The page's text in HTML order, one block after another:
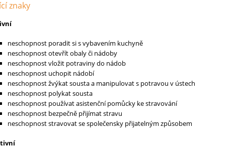
znaky
neschopnost poradit si s vybavením kuchyně
neschopnost otevřít obaly či nádoby
neschopnost vložit potraviny do nádob
neschopnost uchopit nádobí
neschopnost žvýkat sousta a manipulovat s potravou v ústech
neschopnost polykat sousta
neschopnost používat asistenční pomůcky ke stravování
neschopnost bezpečně přijímat stravu
neschopnost stravovat se společensky přijatelným způsobem